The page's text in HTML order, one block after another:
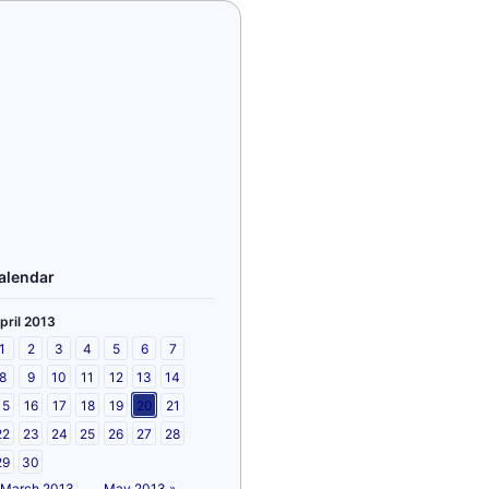
2013
1
2 3 4 5 6
7
8
9 10 11 12 13
14
16 17 18 19 20
21
23 24 25 26 27
28
30